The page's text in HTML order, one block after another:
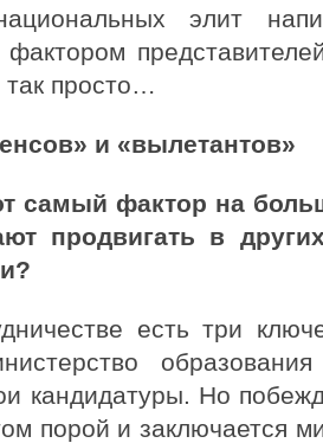
элит
фактором
так просто…
и «вылетантов»
самый фактор на
продвигать в
есть три
кандидатуры. Но
порой и заключается